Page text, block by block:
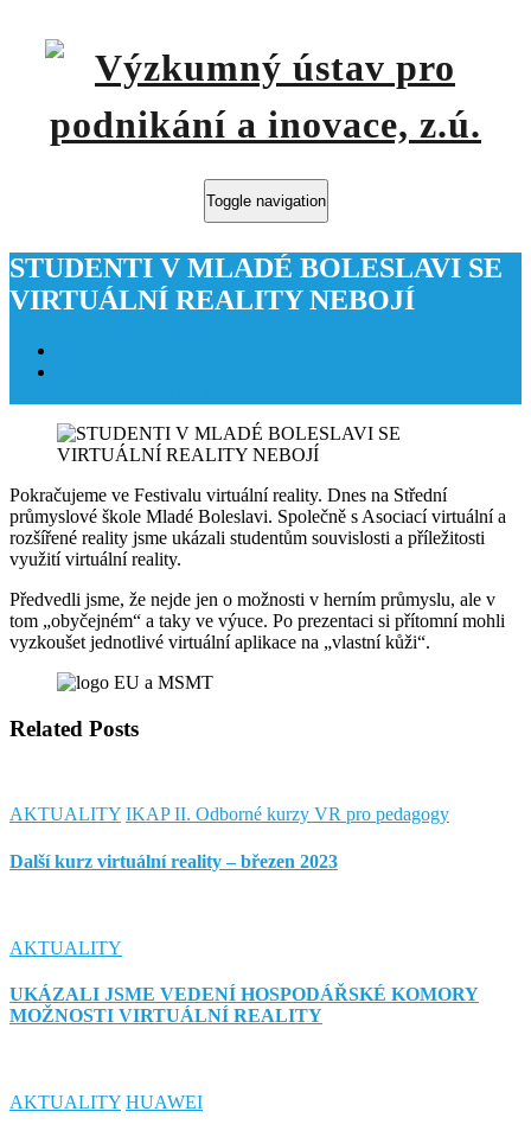
Toggle navigation
STUDENTI V MLADÉ BOLESLAVI SE
VIRTUÁLNÍ REALITY NEBOJÍ
Pokračujeme ve Festivalu virtuální reality. Dnes na Střední
průmyslové škole Mladé Boleslavi. Společně s Asociací virtuální a
rozšířené reality jsme ukázali studentům souvislosti a příležitosti
využití virtuální reality.
Předvedli jsme, že nejde jen o možnosti v herním průmyslu, ale v
tom „obyčejném“ a taky ve výuce. Po prezentaci si přítomní mohli
vyzkoušet jednotlivé virtuální aplikace na „vlastní kůži“.
Related Posts
AKTUALITY IKAP II. Odborné kurzy VR pro pedagogy
Další kurz virtuální reality – březen 2023
AKTUALITY
UKÁZALI JSME VEDENÍ HOSPODÁŘSKÉ KOMORY
MOŽNOSTI VIRTUÁLNÍ REALITY
AKTUALITY HUAWEI